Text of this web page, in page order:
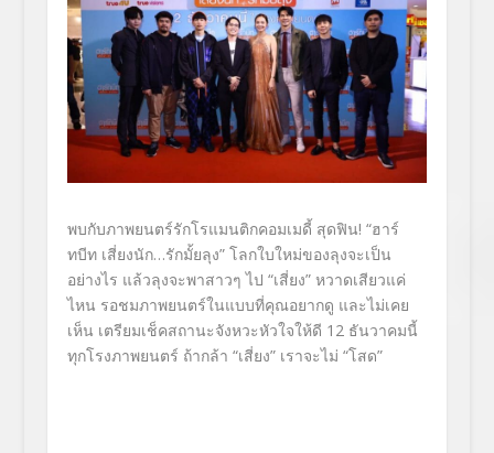
พบกับภาพยนตร์รักโรแมนติกคอมเมดี้ สุดฟิน! “ฮาร์
ทบีท เสี่ยงนัก…รักมั้ยลุง” โลกใบใหม่ของลุงจะเป็น
อย่างไร แล้วลุงจะพาสาวๆ ไป “เสี่ยง” หวาดเสียวแค่
ไหน รอชมภาพยนตร์ในแบบที่คุณอยากดู และไม่เคย
เห็น เตรียมเช็คสถานะจังหวะหัวใจให้ดี 12 ธันวาคมนี้
ทุกโรงภาพยนตร์ ถ้ากล้า “เสี่ยง” เราจะไม่ “โสด”